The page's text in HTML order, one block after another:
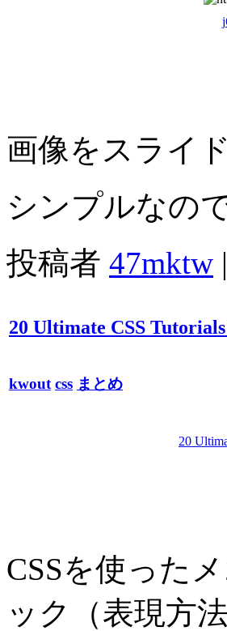
画像をスライ
シンプルなの
投稿者 47mktw |
20 Ultimate CSS
kwout css まとめ
20
CSSを使った
ック（表現方